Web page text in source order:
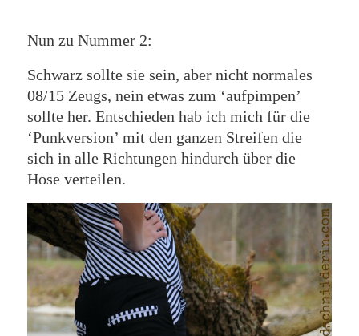
Nun zu Nummer 2:
Schwarz sollte sie sein, aber nicht normales
08/15 Zeugs, nein etwas zum ‘aufpimpen’
sollte her. Entschieden hab ich mich für die
‘Punkversion’ mit den ganzen Streifen die
sich in alle Richtungen hindurch über die
Hose verteilen.